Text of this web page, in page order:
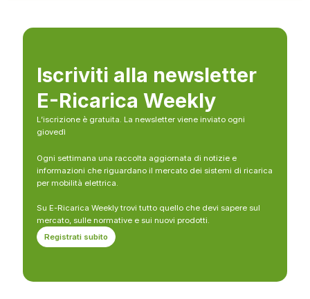
Iscriviti alla newsletter
E-Ricarica Weekly
L’iscrizione è gratuita. La newsletter viene inviato ogni
giovedì
Ogni settimana una raccolta aggiornata di notizie e
informazioni che riguardano il mercato dei sistemi di ricarica
per mobilità elettrica.
Su E-Ricarica Weekly trovi tutto quello che devi sapere sul
mercato, sulle normative e sui nuovi prodotti.
Registrati subito